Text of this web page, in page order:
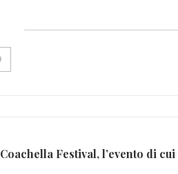
Coachella Festival, l’evento di